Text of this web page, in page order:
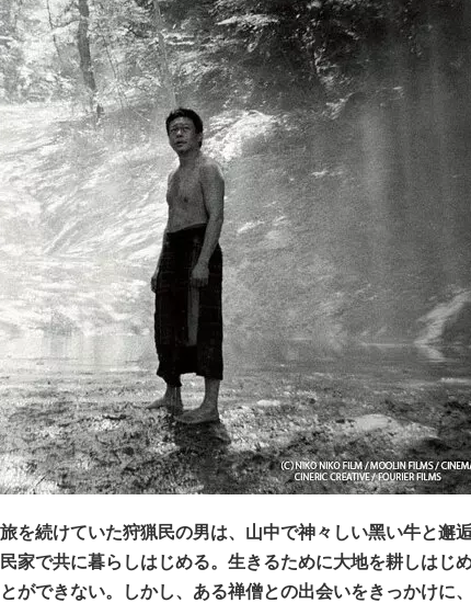
を続けていた狩猟⺠の男は、⼭中で神々しい⿊い⽜と邂
家で共に暮らしはじめる。⽣きるために⼤地を耕しはじ
ができない。しかし、ある禅僧との出会いをきっかけに